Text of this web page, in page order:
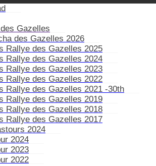
Gazelles
des Gazelles 2026
Rallye des Gazelles 2025
Rallye des Gazelles 2024
Rallye des Gazelles 2023
Rallye des Gazelles 2022
Rallye des Gazelles 2021 -30th
Rallye des Gazelles 2019
Rallye des Gazelles 2018
Rallye des Gazelles 2017
2024
2024
2023
2022